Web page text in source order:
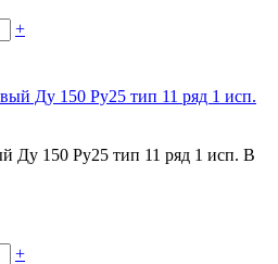
+
Ду 150 Ру25 тип 11 ряд 1 исп. B
+